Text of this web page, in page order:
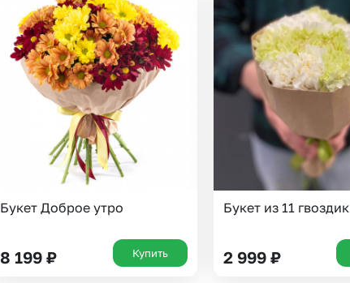
Букет Доброе утро
8 199 ₽ Купить
Букет из 11 гвоздик
2 999 ₽